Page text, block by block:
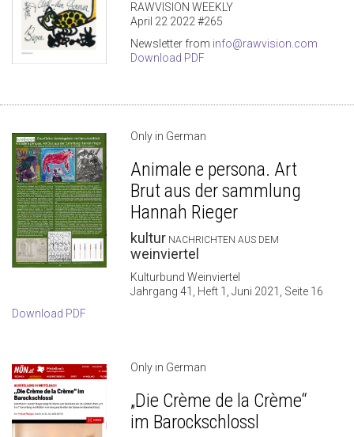
RAWVISION WEEKLY
April 22 2022 #265
Newsletter from info@rawvision.com
Download PDF
Only in German
Animale e persona. Art
Brut aus der sammlung
Hannah Rieger
kultur NACHRICHTEN AUS DEM
weinviertel
Kulturbund Weinviertel
Jahrgang 41, Heft 1, Juni 2021, Seite 16
Download PDF
Only in German
„Die Crème de la Crème“
im Barockschlossl